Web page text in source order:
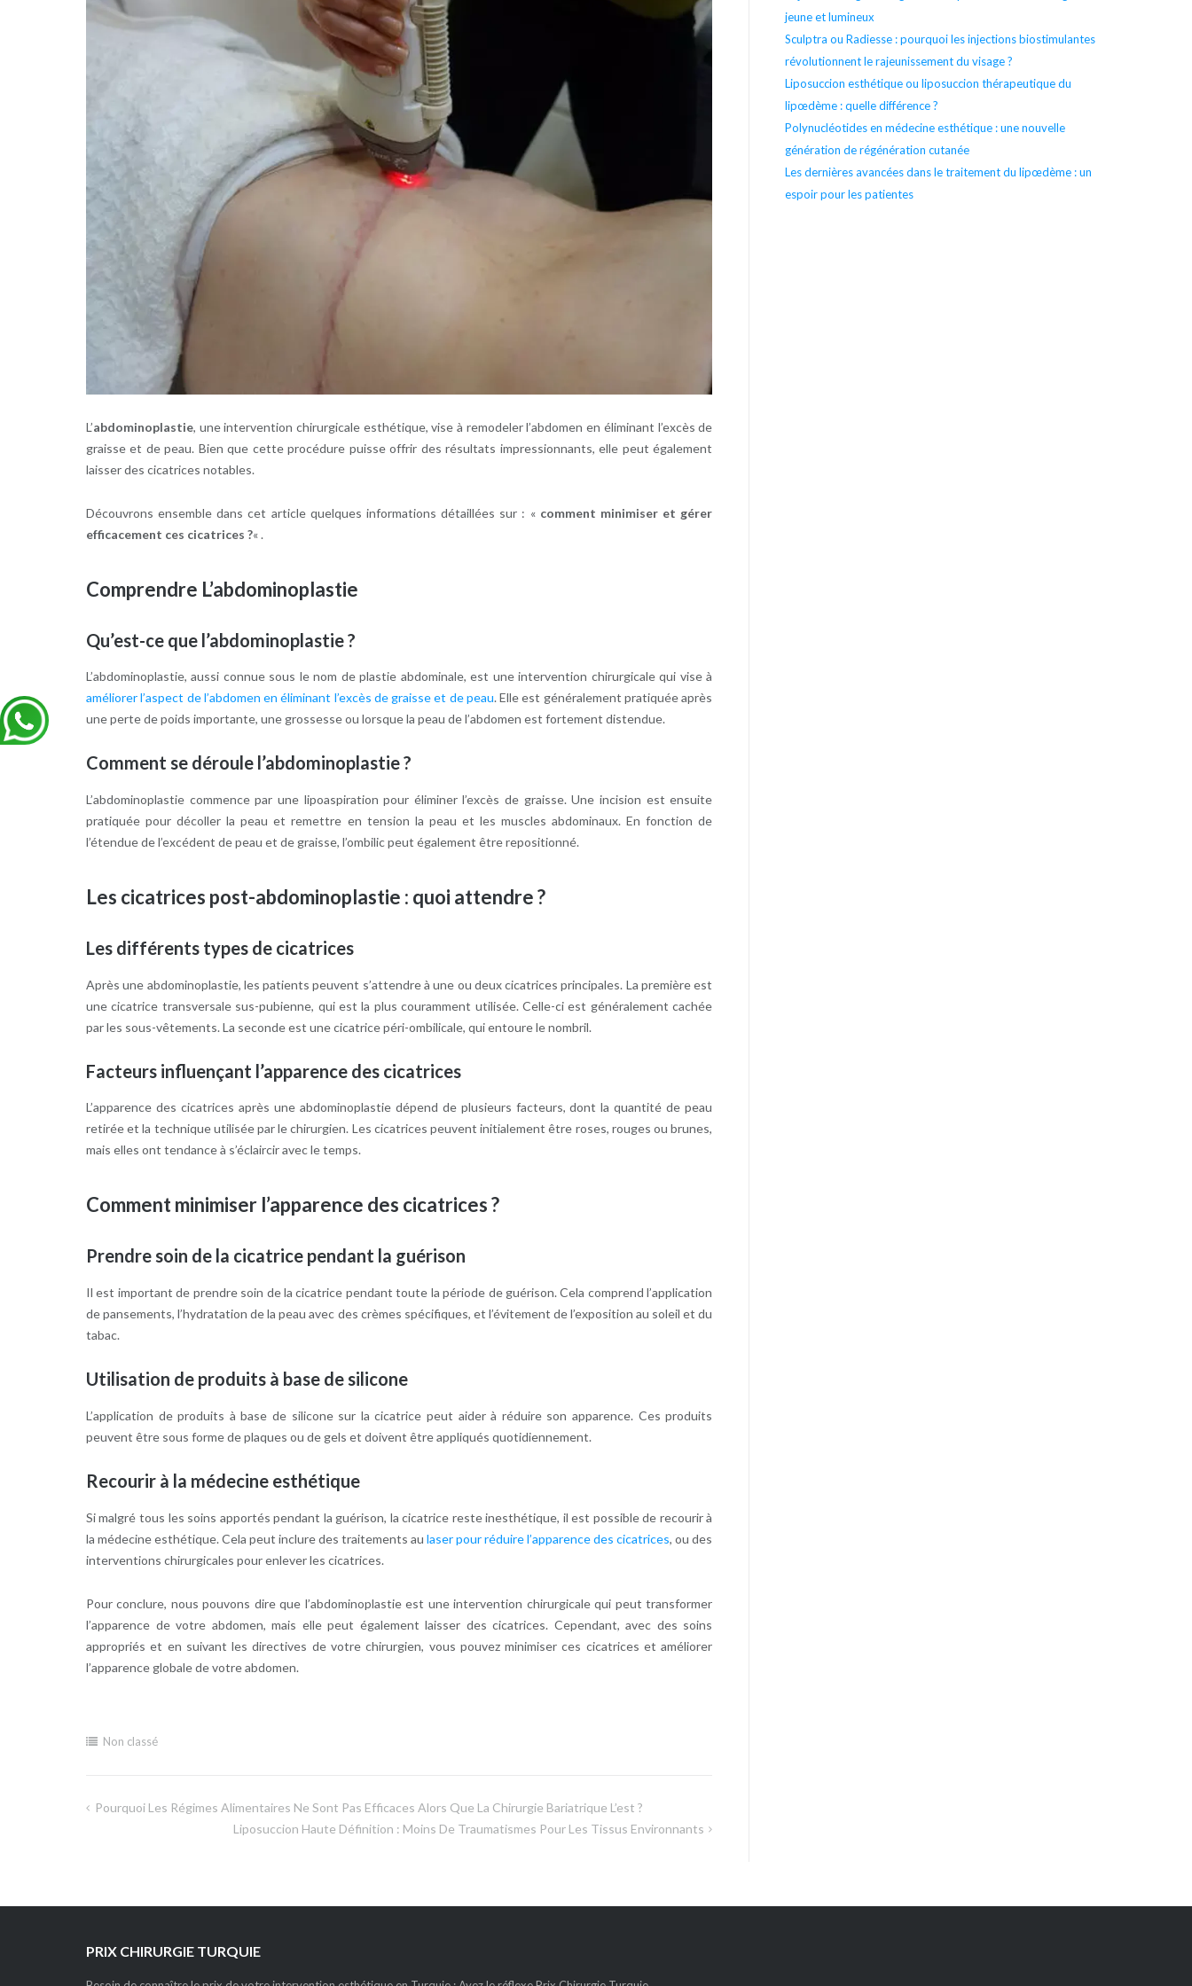
L’abdominoplastie, une intervention chirurgicale esthétique, vise à remodeler l’abdomen en éliminant l’excès de
graisse et de peau. Bien que cette procédure puisse offrir des résultats impressionnants, elle peut également
laisser des cicatrices notables.
Découvrons ensemble dans cet article quelques informations détaillées sur : « comment minimiser et gérer
efficacement ces cicatrices ?« .
Comprendre L’abdominoplastie
Qu’est-ce que l’abdominoplastie ?
L’abdominoplastie, aussi connue sous le nom de plastie abdominale, est une intervention chirurgicale qui vise à
améliorer l’aspect de l’abdomen en éliminant l’excès de graisse et de peau. Elle est généralement pratiquée après
une perte de poids importante, une grossesse ou lorsque la peau de l’abdomen est fortement distendue.
Comment se déroule l’abdominoplastie ?
L’abdominoplastie commence par une lipoaspiration pour éliminer l’excès de graisse. Une incision est ensuite
pratiquée pour décoller la peau et remettre en tension la peau et les muscles abdominaux. En fonction de
l’étendue de l’excédent de peau et de graisse, l’ombilic peut également être repositionné.
Les cicatrices post-abdominoplastie : quoi attendre ?
Les différents types de cicatrices
Après une abdominoplastie, les patients peuvent s’attendre à une ou deux cicatrices principales. La première est
une cicatrice transversale sus-pubienne, qui est la plus couramment utilisée. Celle-ci est généralement cachée
par les sous-vêtements. La seconde est une cicatrice péri-ombilicale, qui entoure le nombril.
Facteurs influençant l’apparence des cicatrices
L’apparence des cicatrices après une abdominoplastie dépend de plusieurs facteurs, dont la quantité de peau
retirée et la technique utilisée par le chirurgien. Les cicatrices peuvent initialement être roses, rouges ou brunes,
mais elles ont tendance à s’éclaircir avec le temps.
Comment minimiser l’apparence des cicatrices ?
Prendre soin de la cicatrice pendant la guérison
Il est important de prendre soin de la cicatrice pendant toute la période de guérison. Cela comprend l’application
de pansements, l’hydratation de la peau avec des crèmes spécifiques, et l’évitement de l’exposition au soleil et du
tabac.
Utilisation de produits à base de silicone
L’application de produits à base de silicone sur la cicatrice peut aider à réduire son apparence. Ces produits
peuvent être sous forme de plaques ou de gels et doivent être appliqués quotidiennement.
Recourir à la médecine esthétique
Si malgré tous les soins apportés pendant la guérison, la cicatrice reste inesthétique, il est possible de recourir à
la médecine esthétique. Cela peut inclure des traitements aulaser pour réduire l’apparence des cicatrices, ou des
interventions chirurgicales pour enlever les cicatrices.
Pour conclure, nous pouvons dire que l’abdominoplastie est une intervention chirurgicale qui peut transformer
l’apparence de votre abdomen, mais elle peut également laisser des cicatrices. Cependant, avec des soins
appropriés et en suivant les directives de votre chirurgien, vous pouvez minimiser ces cicatrices et améliorer
l’apparence globale de votre abdomen.
Non classé
Navigation
l’article
Pourquoi Les Régimes Alimentaires Ne Sont Pas Efficaces Alors Que La Chirurgie Bariatrique L’est ?
Liposuccion Haute Définition : Moins De Traumatismes Pour Les Tissus Environnants
jeune et lumineux
Sculptra ou Radiesse : pourquoi les injections biostimulantes
révolutionnent le rajeunissement du visage ?
Liposuccion esthétique ou liposuccion thérapeutique du
lipœdème : quelle différence ?
Polynucléotides en médecine esthétique : une nouvelle
génération de régénération cutanée
Les dernières avancées dans le traitement du lipœdème : un
espoir pour les patientes
PRIX CHIRURGIE TURQUIE